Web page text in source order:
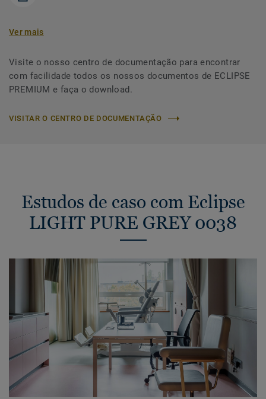
Ver mais
Visite o nosso centro de documentação para encontrar
com facilidade todos os nossos documentos de ECLIPSE
PREMIUM e faça o download.
VISITAR O CENTRO DE DOCUMENTAÇÃO
Estudos de caso com Eclipse
LIGHT PURE GREY 0038